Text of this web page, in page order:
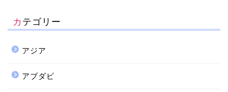
カテゴリー
アジア
アブダビ